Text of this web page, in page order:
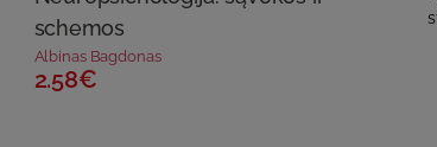
schemos
Albinas Bagdonas
2.58€